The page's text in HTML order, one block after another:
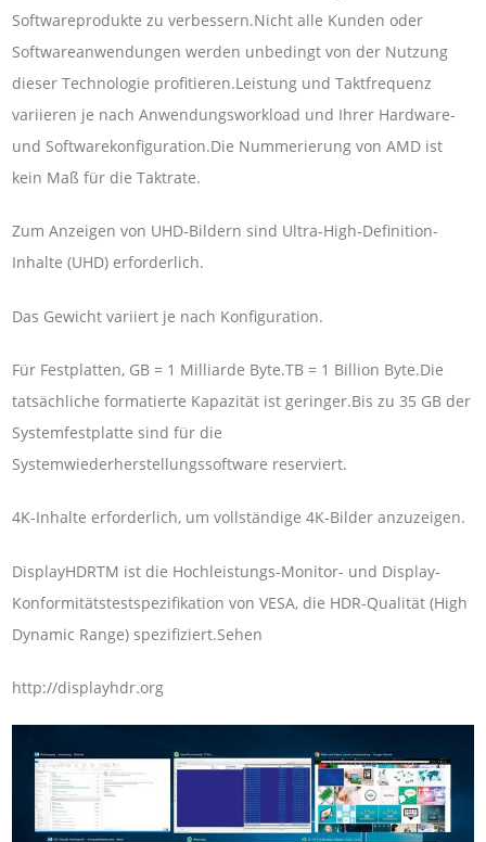
Softwareprodukte zu verbessern.Nicht alle Kunden oder
Softwareanwendungen werden unbedingt von der Nutzung
dieser Technologie profitieren.Leistung und Taktfrequenz
variieren je nach Anwendungsworkload und Ihrer Hardware-
und Softwarekonfiguration.Die Nummerierung von AMD ist
kein Maß für die Taktrate.
Zum Anzeigen von UHD-Bildern sind Ultra-High-Definition-
Inhalte (UHD) erforderlich.
Das Gewicht variiert je nach Konfiguration.
Für Festplatten, GB = 1 Milliarde Byte.TB = 1 Billion Byte.Die
tatsächliche formatierte Kapazität ist geringer.Bis zu 35 GB der
Systemfestplatte sind für die
Systemwiederherstellungssoftware reserviert.
4K-Inhalte erforderlich, um vollständige 4K-Bilder anzuzeigen.
DisplayHDRTM ist die Hochleistungs-Monitor- und Display-
Konformitätstestspezifikation von VESA, die HDR-Qualität (High
Dynamic Range) spezifiziert.Sehen
http://displayhdr.org